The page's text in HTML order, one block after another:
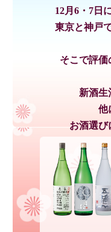
12月6・7日
東京と神戸
そこで評価
新酒生
他
お酒選び